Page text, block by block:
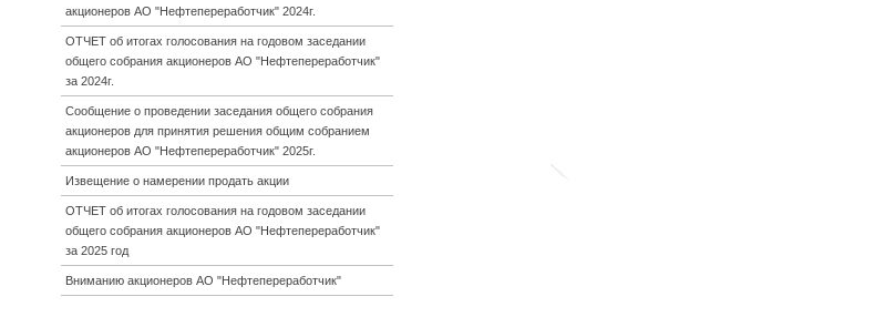
акционеров АО "Нефтепереработчик" 2024г.
ОТЧЕТ об итогах голосования на годовом заседании
общего собрания акционеров АО "Нефтепереработчик"
за 2024г.
Сообщение о проведении заседания общего собрания
акционеров для принятия решения общим собранием
акционеров АО "Нефтепереработчик" 2025г.
Извещение о намерении продать акции
ОТЧЕТ об итогах голосования на годовом заседании
общего собрания акционеров АО "Нефтепереработчик"
за 2025 год
Вниманию акционеров АО "Нефтепереработчик"